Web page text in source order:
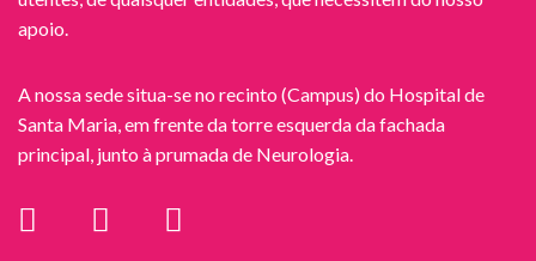
apoio.
A nossa sede situa-se no recinto (Campus) do Hospital de
Santa Maria, em frente da torre esquerda da fachada
principal, junto à prumada de Neurologia.